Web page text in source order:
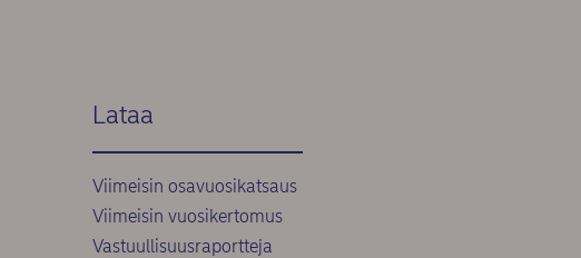
Lataa
Viimeisin osavuosikatsaus
Viimeisin vuosikertomus
Vastuullisuusraportteja